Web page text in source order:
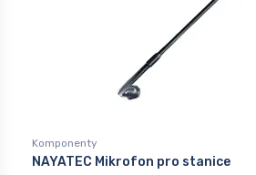
Komponenty
NAYATEC Mikrofon pro stanice